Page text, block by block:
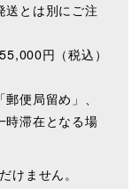
送とは別にご注
円（税込）
便局留め」、
時滞在となる場
けません。